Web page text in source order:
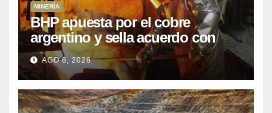
MINERÍA
BHP apuesta por el cobre
argentino y sella acuerdo con
Kobrea para siete proyecto
AGO 6, 2026